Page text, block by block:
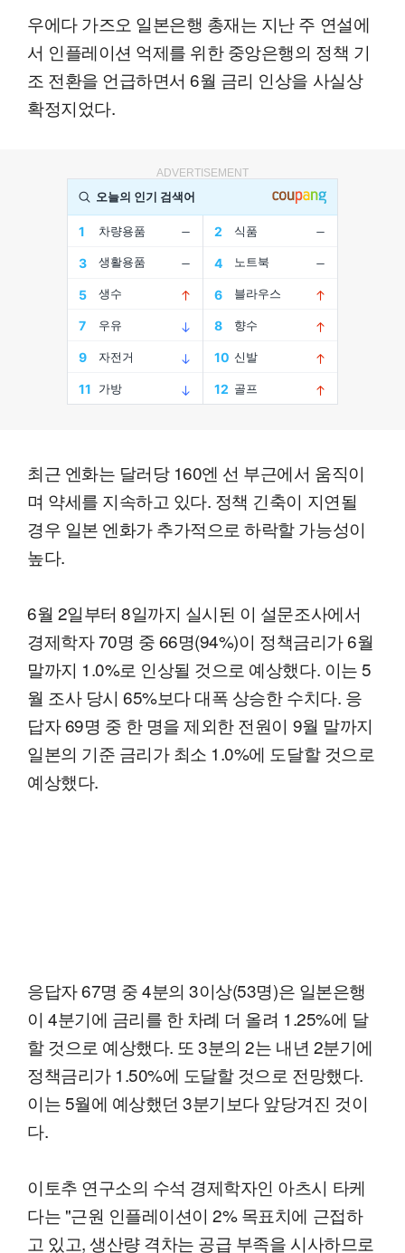
우에다 가즈오 일본은행 총재는 지난 주 연설에
서 인플레이션 억제를 위한 중앙은행의 정책 기
조 전환을 언급하면서 6월 금리 인상을 사실상
확정지었다.
ADVERTISEMENT
최근 엔화는 달러당 160엔 선 부근에서 움직이
며 약세를 지속하고 있다. 정책 긴축이 지연될
경우 일본 엔화가 추가적으로 하락할 가능성이
높다.
6월 2일부터 8일까지 실시된 이 설문조사에서
경제학자 70명 중 66명(94%)이 정책금리가 6월
말까지 1.0%로 인상될 것으로 예상했다. 이는 5
월 조사 당시 65%보다 대폭 상승한 수치다. 응
답자 69명 중 한 명을 제외한 전원이 9월 말까지
일본의 기준 금리가 최소 1.0%에 도달할 것으로
예상했다.
응답자 67명 중 4분의 3이상(53명)은 일본은행
이 4분기에 금리를 한 차례 더 올려 1.25%에 달
할 것으로 예상했다. 또 3분의 2는 내년 2분기에
정책금리가 1.50%에 도달할 것으로 전망했다.
이는 5월에 예상했던 3분기보다 앞당겨진 것이
다.
이토추 연구소의 수석 경제학자인 아츠시 타케
다는 "근원 인플레이션이 2% 목표치에 근접하
고 있고, 생산량 격차는 공급 부족을 시사하므로